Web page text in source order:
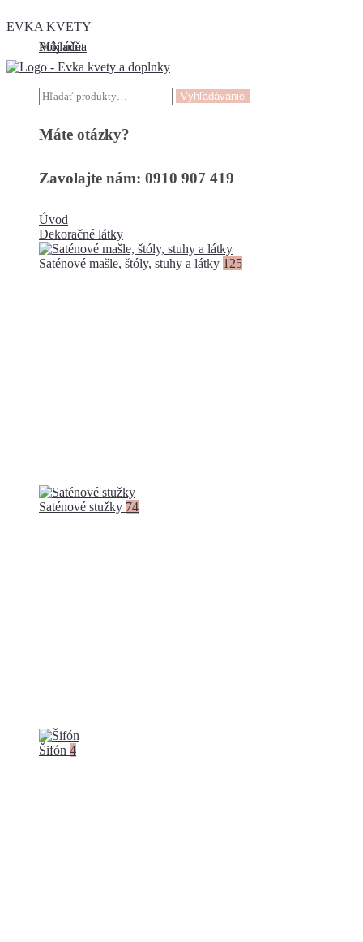
EVKA KVETY
Môj účet
Pokladňa
Hľadať: Vyhľadávanie
Máte otázky?
Zavolajte nám: 0910 907 419
Úvod
Dekoračné látky
Saténové mašle, štóly, stuhy a látky 125
Saténové stužky 74
Šifón 4